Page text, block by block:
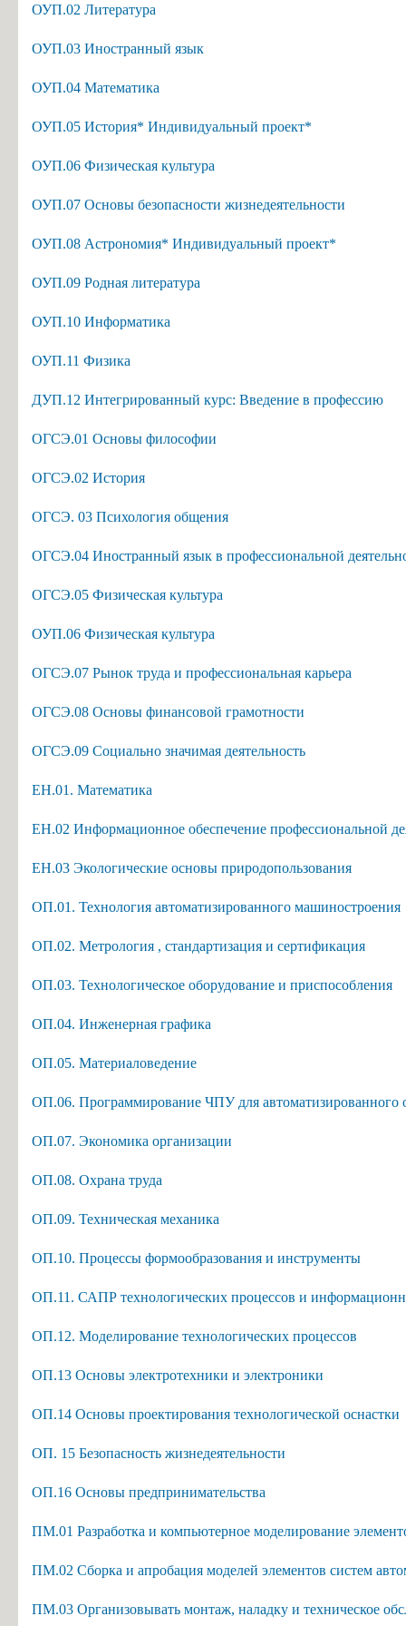
Информация об общежитиях
Заочное отделение
Информация о закреплении за каждой группой отдельного
Памятки по безопасности
ОУП.02 Литература
ОУП.03 Иностранный язык
ОУП.04 Математика
ОУП.05 История* Индивидуальный проект*
ОУП.06 Физическая культура
ОУП.07 Основы безопасности жизнедеятельности
ОУП.08 Астрономия* Индивидуальный проект*
ОУП.09 Родная литература
ОУП.10 Информатика
ОУП.11 Физика
ДУП.12 Интегрированный курс: Введение в профессию
ОГСЭ.01 Основы философии
ОГСЭ.02 История
ОГСЭ. 03 Психология общения
ОГСЭ.04 Иностранный язык в профессиональной
ОГСЭ.05 Физическая культура
ОУП.06 Физическая культура
ОГСЭ.07 Рынок труда и профессиональная карьера
ОГСЭ.08 Основы финансовой грамотности
ОГСЭ.09 Социально значимая деятельность
ЕН.01. Математика
ЕН.02 Информационное обеспечение профессиональной
ЕН.03 Экологические основы природопользования
ОП.01. Технология автоматизированного машиностроения
ОП.02. Метрология , стандартизация и сертификация
ОП.03. Технологическое оборудование и приспособления
ОП.04. Инженерная графика
ОП.05. Материаловедение
ОП.06. Программирование ЧПУ для автоматизированного
ОП.07. Экономика организации
ОП.08. Охрана труда
ОП.09. Техническая механика
ОП.10. Процессы формообразования и инструменты
ОП.11. САПР технологических процессов и
ОП.12. Моделирование технологических процессов
ОП.13 Основы электротехники и электроники
ОП.14 Основы проектирования технологической оснастки
ОП. 15 Безопасность жизнедеятельности
ОП.16 Основы предпринимательства
ПМ.01 Разработка и компьютерное моделирование
ПМ.02 Сборка и апробация моделей элементов систем
ПМ.03 Организовывать монтаж, наладку и техническое